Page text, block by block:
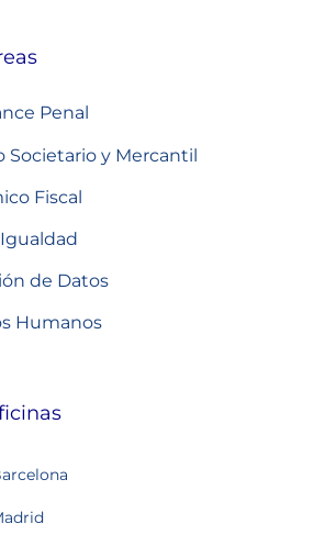
Penal
Societario y Mercantil
Fiscal
de Datos
Humanos